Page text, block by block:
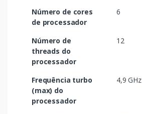
Número de cores
de processador
6
Número de
threads do
processador
12
Frequência turbo
(max) do
processador
4,9 GHz